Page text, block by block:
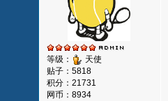
等级：
天使
贴子：5818
积分：21731
网币：8934